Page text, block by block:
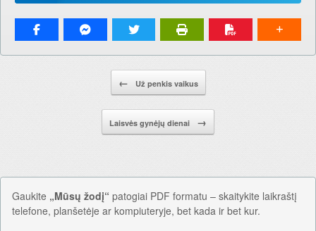
← Už penkis vaikus
Laisvės gynėjų dienai →
Gaukite „Mūsų žodį“ patogiai PDF formatu – skaitykite laikraštį
telefone, planšetėje ar kompiuteryje, bet kada ir bet kur.